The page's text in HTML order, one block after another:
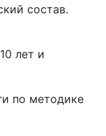
состав.
лет и
по методике